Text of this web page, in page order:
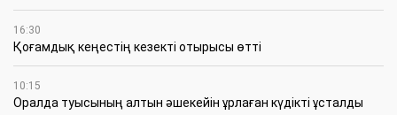
16:30
Қоғамдық кеңестің кезекті отырысы өтті
10:15
Оралда туысының алтын әшекейін ұрлаған күдікті ұсталды